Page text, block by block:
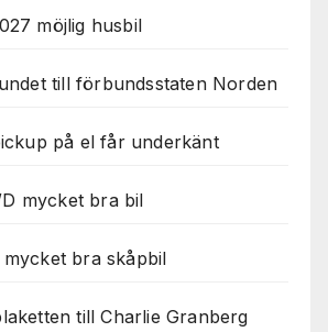
möjlig husbil
till förbundsstaten Norden
på el får underkänt
mycket bra bil
mycket bra skåpbil
till Charlie Granberg